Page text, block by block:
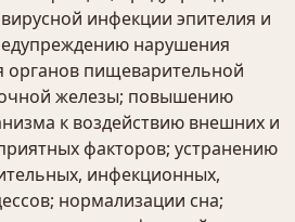
инфекции эпителия и
нарушения
органов пищеварительной
железы; повышению
к воздействию внешних и
факторов; устранению
инфекционных,
нормализации сна;